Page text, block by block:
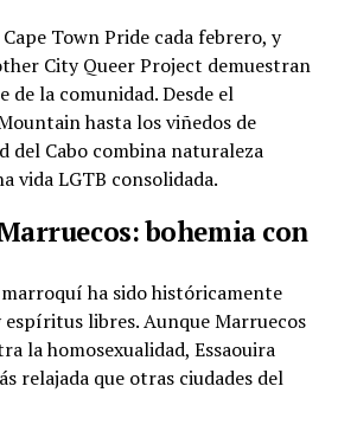
Town Pride cada febrero, y
City Queer Project demuestran
de la comunidad. Desde el
hasta los viñedos de
del Cabo combina naturaleza
vida LGTB consolidada.
bohemia con
ha sido históricamente
libres. Aunque Marruecos
la homosexualidad, Essaouira
relajada que otras ciudades del